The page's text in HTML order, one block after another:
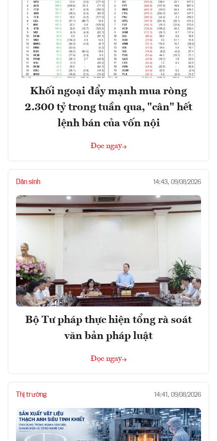
Khối ngoại đẩy mạnh mua ròng
2.300 tỷ trong tuần qua, "cân" hết
lệnh bán của vốn nội
Đọc ngay
Dân sinh 14:43, 09/08/2026
Bộ Tư pháp thực hiện tổng rà soát
văn bản pháp luật
Đọc ngay
Thị trường 14:41, 09/08/2026